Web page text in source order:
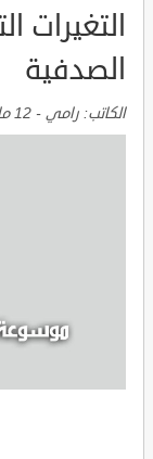
الصدفية
الكاتب: رامي - 12 مايو, 2021